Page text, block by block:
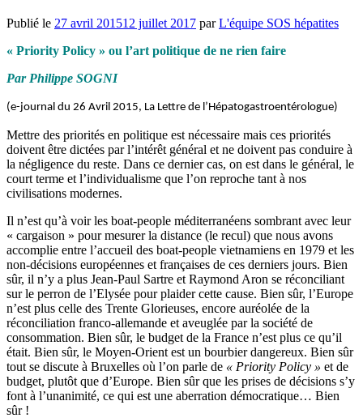
Publié le 27 avril 201512 juillet 2017 parL'équipe SOS hépatites
« Priority Policy » ou l’art politique de ne rien faire
Par Philippe SOGNI
(e-journal du 26 Avril 2015, La Lettre de l’Hépatogastroentérologue)
Mettre des priorités en politique est nécessaire mais ces priorités
doivent être dictées par l’intérêt général et ne doivent pas conduire à
la négligence du reste. Dans ce dernier cas, on est dans le général, le
court terme et l’individualisme que l’on reproche tant à nos
civilisations modernes.
Il n’est qu’à voir les boat-people méditerranéens sombrant avec leur
« cargaison » pour mesurer la distance (le recul) que nous avons
accomplie entre l’accueil des boat-people vietnamiens en 1979 et les
non-décisions européennes et françaises de ces derniers jours. Bien
sûr, il n’y a plus Jean-Paul Sartre et Raymond Aron se réconciliant
sur le perron de l’Elysée pour plaider cette cause. Bien sûr, l’Europe
n’est plus celle des Trente Glorieuses, encore auréolée de la
réconciliation franco-allemande et aveuglée par la société de
consommation. Bien sûr, le budget de la France n’est plus ce qu’il
était. Bien sûr, le Moyen-Orient est un bourbier dangereux. Bien sûr
tout se discute à Bruxelles où l’on parle de « Priority Policy » et de
budget, plutôt que d’Europe. Bien sûr que les prises de décisions s’y
font à l’unanimité, ce qui est une aberration démocratique… Bien
sûr !